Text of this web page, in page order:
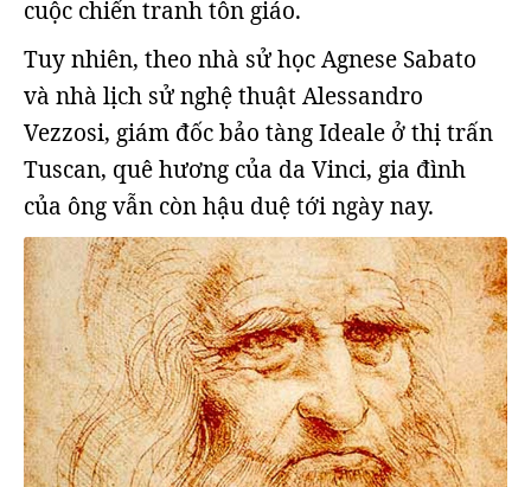
cuộc chiến tranh tôn giáo.
Tuy nhiên, theo nhà sử học Agnese Sabato
và nhà lịch sử nghệ thuật Alessandro
Vezzosi, giám đốc bảo tàng Ideale ở thị trấn
Tuscan, quê hương của da Vinci, gia đình
của ông vẫn còn hậu duệ tới ngày nay.